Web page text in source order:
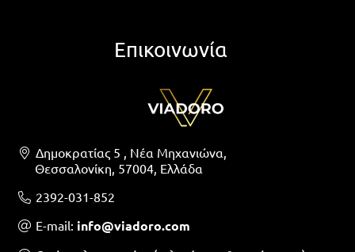
Επικοινωνία
Δημοκρατίας 5 , Νέα Μηχανιώνα,
Θεσσαλονίκη, 57004, Ελλάδα
2392-031-852
Ε-mail: info@viadoro.com